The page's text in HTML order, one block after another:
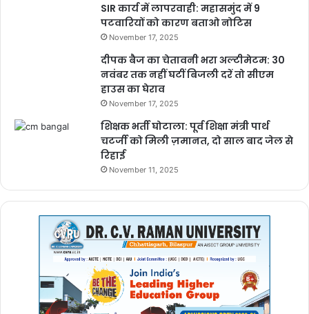
SIR कार्य में लापरवाही: महासमुंद में 9
पटवारियों को कारण बताओ नोटिस
November 17, 2025
दीपक बैज का चेतावनी भरा अल्टीमेटम: 30
नवंबर तक नहीं घटीं बिजली दरें तो सीएम
हाउस का घेराव
November 17, 2025
शिक्षक भर्ती घोटाला: पूर्व शिक्षा मंत्री पार्थ
चटर्जी को मिली ज़मानत, दो साल बाद जेल से
रिहाई
November 11, 2025